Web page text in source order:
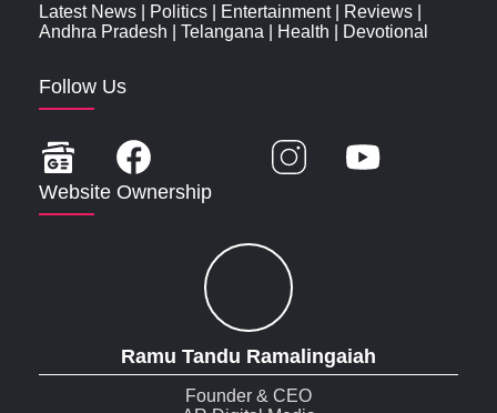
Latest News Politics Entertainment| Reviews
Andhra Pradesh
Telangana Health Devotional
Follow Us
Website Ownership
Ramu Tandu Ramalingaiah
Founder & CEO